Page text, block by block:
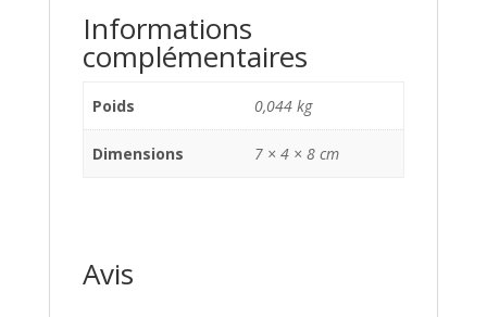
Informations
complémentaires
Poids 0,044 kg
Dimensions 7 × 4 × 8 cm
Avis